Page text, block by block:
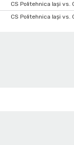
CS Politehnica Iași vs.
CS Politehnica Iași vs.